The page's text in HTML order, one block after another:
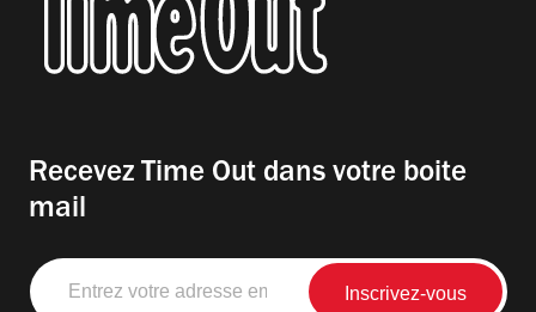
Recevez Time Out dans votre boite
mail
Entrez
votre